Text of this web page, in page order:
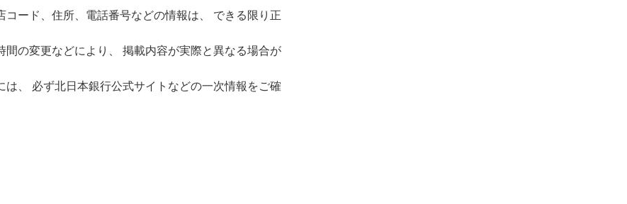
ード、住所、電話番号などの情報は、 できる限り正
の変更などにより、 掲載内容が実際と異なる場合が
、 必ず北日本銀行公式サイトなどの一次情報をご確